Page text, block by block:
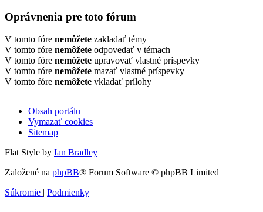
Oprávnenia pre toto fórum
V tomto fóre nemôžete zakladať témy
V tomto fóre nemôžete odpovedať v témach
V tomto fóre nemôžete upravovať vlastné príspevky
V tomto fóre nemôžete mazať vlastné príspevky
V tomto fóre nemôžete vkladať prílohy
Obsah portálu
Vymazať cookies
Sitemap
Flat Style by Ian Bradley
Založené na phpBB® Forum Software © phpBB Limited
Súkromie
Podmienky